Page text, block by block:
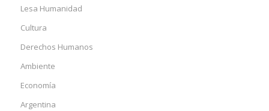
Lesa Humanidad
Cultura
Derechos Humanos
Ambiente
Economía
Argentina